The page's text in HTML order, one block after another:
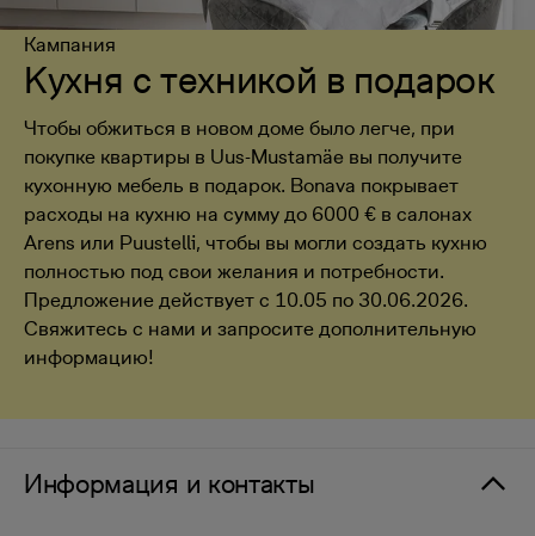
Кампания
Kухня с техникой в подарок
Чтобы обжиться в новом доме было легче, при
покупке квартиры в Uus-Mustamäe вы получите
кухонную мебель в подарок. Bonava покрывает
расходы на кухню на сумму до 6000 € в салонах
Arens или Puustelli, чтобы вы могли создать кухню
полностью под свои желания и потребности.
Предложение действует с 10.05 по 30.06.2026.
Свяжитесь с нами и запросите дополнительную
информацию!
Информация и контакты